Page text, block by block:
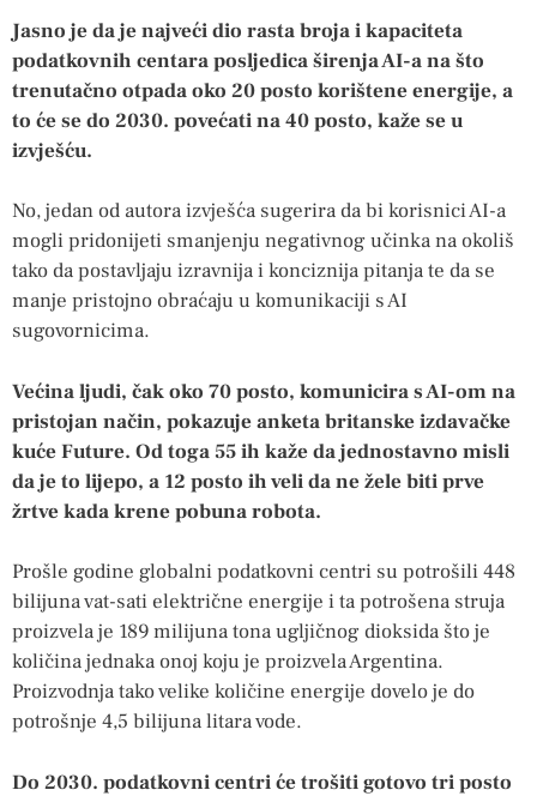
Jasno je da je najveći dio rasta broja i kapaciteta
podatkovnih centara posljedica širenja AI-a na što
trenutačno otpada oko 20 posto korištene energije, a
to će se do 2030. povećati na 40 posto, kaže se u
izvješću.
No, jedan od autora izvješća sugerira da bi korisnici AI-a
mogli pridonijeti smanjenju negativnog učinka na okoliš
tako da postavljaju izravnija i konciznija pitanja te da se
manje pristojno obraćaju u komunikaciji s AI
sugovornicima.
Većina ljudi, čak oko 70 posto, komunicira s AI-om na
pristojan način, pokazuje anketa britanske izdavačke
kuće Future. Od toga 55 ih kaže da jednostavno misli
da je to lijepo, a 12 posto ih veli da ne žele biti prve
žrtve kada krene pobuna robota.
Prošle godine globalni podatkovni centri su potrošili 448
bilijuna vat-sati električne energije i ta potrošena struja
proizvela je 189 milijuna tona ugljičnog dioksida što je
količina jednaka onoj koju je proizvela Argentina.
Proizvodnja tako velike količine energije dovelo je do
potrošnje 4,5 bilijuna litara vode.
Do 2030. podatkovni centri će trošiti gotovo tri posto